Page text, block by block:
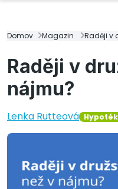
Domov Magazin Raději v
Raději v
nájmu?
Lenka Rutteová